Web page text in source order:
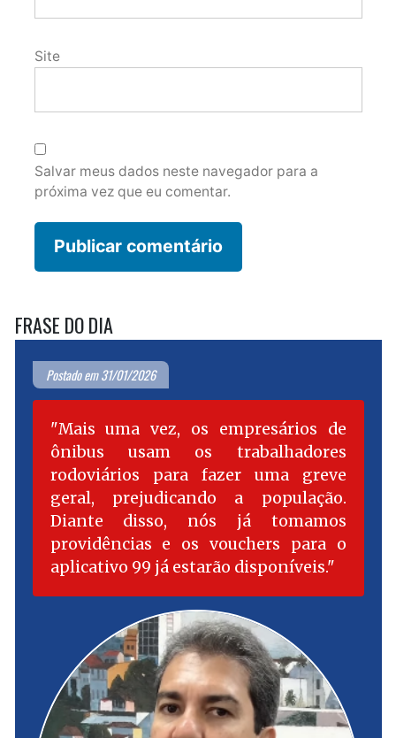
Site
Salvar meus dados neste navegador para a
próxima vez que eu comentar.
FRASE DO DIA
Postado em 31/01/2026
Mais uma vez, os empresários de
ônibus usam os trabalhadores
rodoviários para fazer uma greve
geral, prejudicando a população.
Diante disso, nós já tomamos
providências e os vouchers para o
aplicativo 99 já estarão disponíveis.